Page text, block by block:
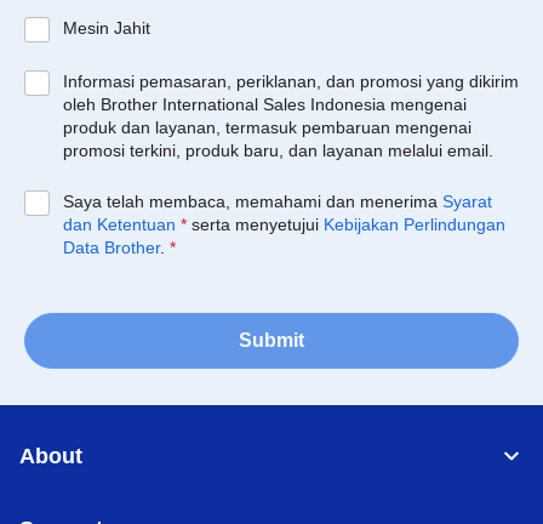
Mesin Jahit
Informasi pemasaran, periklanan, dan promosi yang dikirim
oleh Brother International Sales Indonesia mengenai
produk dan layanan, termasuk pembaruan mengenai
promosi terkini, produk baru, dan layanan melalui email.
Saya telah membaca, memahami dan menerima Syarat
dan Ketentuan * serta menyetujui Kebijakan Perlindungan
Data Brother. *
Submit
About